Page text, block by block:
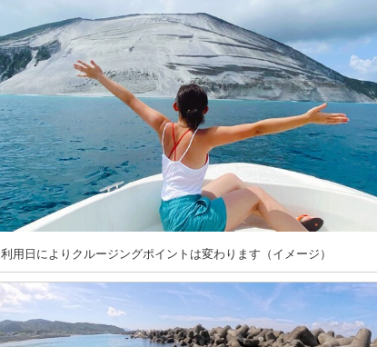
利用日によりクルージングポイントは変わります（イメージ）